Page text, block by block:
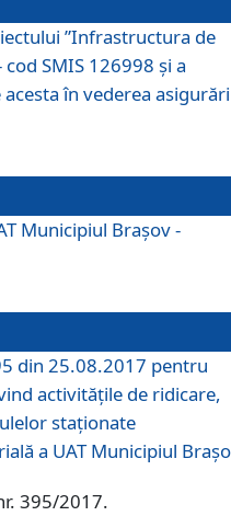
”Infrastructura de
SMIS 126998 și a
în vederea
Municipiul Braşov -
din 25.08.2017 pentru
activitățile de ridicare,
staționate
a UAT Municipiul
395/2017.